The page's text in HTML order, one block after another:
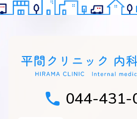
044-431-